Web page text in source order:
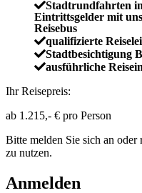
Stadtrundfahrten
Eintrittsgelder mit
Reisebus
qualifizierte
Stadtbesichtigung
ausführliche
Ihr Reisepreis:
ab 1.215,- € pro Person
Bitte melden Sie sich an
zu nutzen.
Anmelden